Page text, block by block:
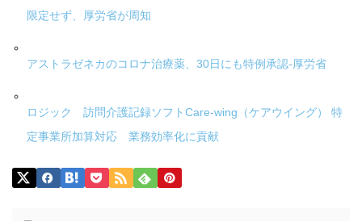
限定せず、厚労省が周知
アストラゼネカのコロナ治療薬、30日にも特例承認-厚労省
ロジック 訪問介護記録ソフトCare-wing（ケアウイング） 特
定事業所加算対応 業務効率化に貢献